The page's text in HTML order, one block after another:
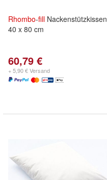
Rhombo-fill Nackenstützkissen
40 x 80 cm
60,79 €
+ 5,90 € Versand